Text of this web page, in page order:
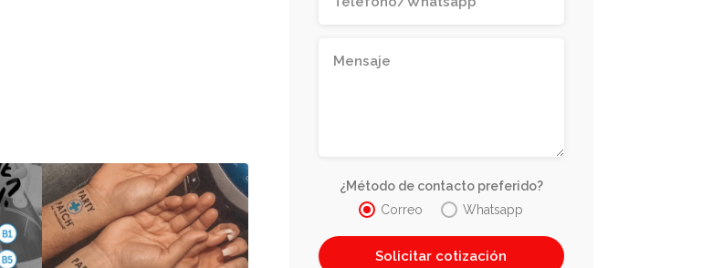
¿Método de contacto preferido?
Correo
Whatsapp